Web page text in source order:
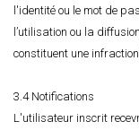
l'identité ou le mot de
l’utilisation ou la
constituent une
3.4 Notifications
L'utilisateur inscrit